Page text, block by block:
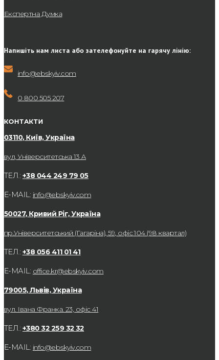
Експертна Думка
Напишіть нам листа або зателефонуйте на гарячу лінію:
info@ebskyiv.com
0 800 505 207
КОНТАКТИ
03110, Київ, Україна
вул, Університетська 13 А
ТЕЛ.: +38 044 249 79 05
E-MAIL: info@ebskyiv.com
50027, Кривий Ріг, Україна
пр.Університетський (Гагаріна), 59, офіс 104 (98 квартал)
ТЕЛ.: +38 056 411 01 41
E-MAIL: office.kr@ebskyiv.com
79005, Львів, Україна
вул. Івана Франка. 23, офіс 41
ТЕЛ.: +380 32 259 32 32
E-MAIL: info@ebskyiv.com